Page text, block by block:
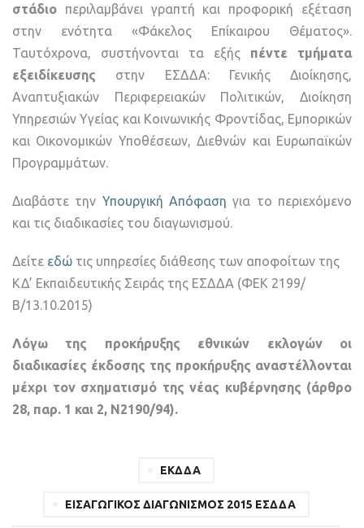
στάδιο περιλαμβάνει γραπτή και προφορική εξέταση
στην ενότητα «Φάκελος Επίκαιρου Θέματος».
Ταυτόχρονα, συστήνονται τα εξής πέντε τμήματα
εξειδίκευσης στην ΕΣΔΔΑ: Γενικής Διοίκησης,
Αναπτυξιακών Περιφερειακών Πολιτικών, Διοίκηση
Υπηρεσιών Υγείας και Κοινωνικής Φροντίδας, Εμπορικών
και Οικονομικών Υποθέσεων, Διεθνών και Ευρωπαϊκών
Προγραμμάτων.
Διαβάστε την Υπουργική Απόφασηγια το περιεχόμενο
και τις διαδικασίες του διαγωνισμού.
Δείτε εδώ τις υπηρεσίες διάθεσης των αποφοίτων της
ΚΔ’ Εκπαιδευτικής Σειράς της ΕΣΔΔΑ (ΦΕΚ 2199/
Β/13.10.2015)
Λόγω της προκήρυξης εθνικών εκλογών οι
διαδικασίες έκδοσης της προκήρυξης αναστέλλονται
μέχρι τον σχηματισμό της νέας κυβέρνησης (άρθρο
28, παρ. 1 και 2, Ν2190/94).
ΕΚΔΔΑ
ΕΙΣΑΓΩΓΙΚΟΣ ΔΙΑΓΩΝΙΣΜΟΣ 2015 ΕΣΔΔΑ